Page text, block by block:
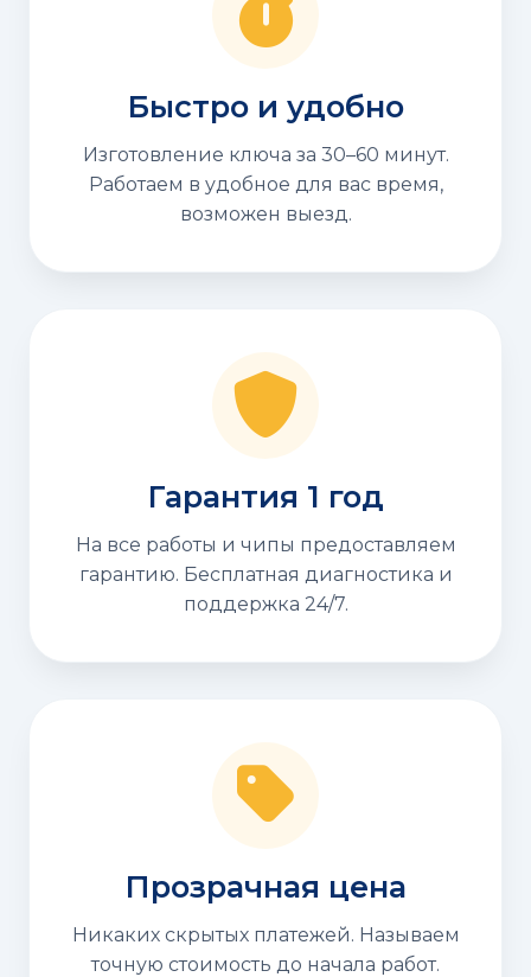
Быстро и удобно
Изготовление ключа за 30–60 минут.
Работаем в удобное для вас время,
возможен выезд.
Гарантия 1 год
На все работы и чипы предоставляем
гарантию. Бесплатная диагностика и
поддержка 24/7.
Прозрачная цена
Никаких скрытых платежей. Называем
точную стоимость до начала работ.